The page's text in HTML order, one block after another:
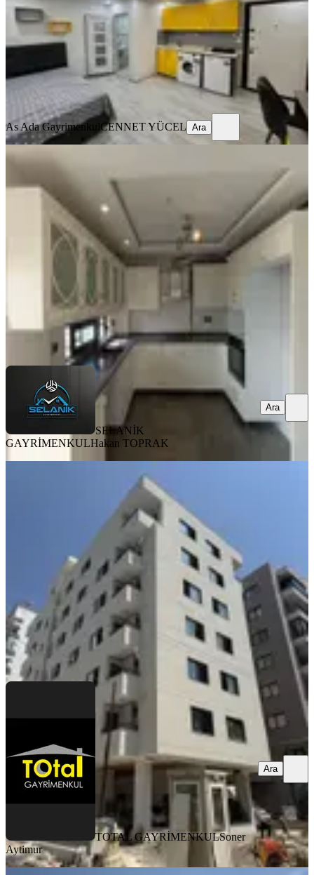
Stüdyo·45 m² ·2. Kat
14.000 ₺
As Ada GayrimenkulCENNET YÜCEL
As Ada Gayrimenkul CENNET YÜCEL Ara
Gürselpaşa Mah. Kiralık 4+1 Gbk
Cepheli Full+full Extralı Daire
Seyhan, Gürselpaşa Mahallesi
4+1
160 m² 12. Kat·08.08.2026
45.000 ₺
SELANİK GAYRİMENKUL Hakan TOPRAK
SELANİK
GAYRİMENKULHakan TOPRAK
Ara
Total'den Ziyapaşa Bulvarında Sıfır
Doğalgazlı K. Otoparklı 1+1
Seyhan, Çınarlı Mahallesi
1+1
50 m²· ·08.08.2026
26.500 ₺
TOTAL GAYRİMENKUL Soner Aytimur
Ara
TOTAL GAYRİMENKULSoner
Aytimur
Ara